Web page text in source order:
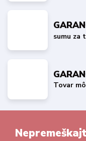
sumu za
Tovar